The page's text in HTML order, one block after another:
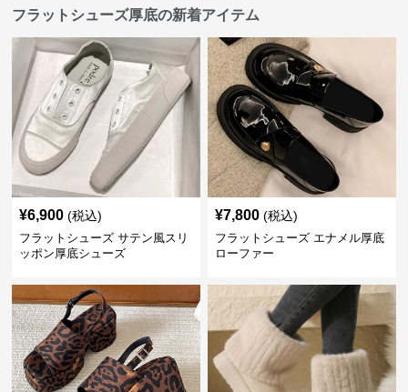
フラットシューズ厚底の新着アイテム
¥6,900 (税込)
フラットシューズ サテン風スリ
ッポン厚底シューズ
¥7,800 (税込)
フラットシューズ エナメル厚底
ローファー